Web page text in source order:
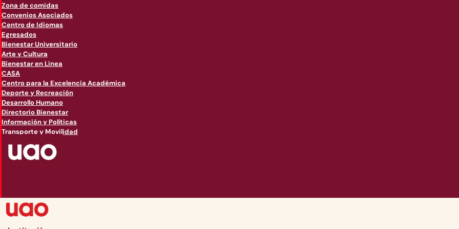
Zona de comidas
Convenios Asociados
Centro de Idiomas
Egresados
Bienestar Universitario
Arte y Cultura
Bienestar en Linea
CASA
Centro para la Excelencia Académica
Deporte y Recreación
Desarrollo Humano
Directorio Bienestar
Información y Políticas
Transporte y Movilidad